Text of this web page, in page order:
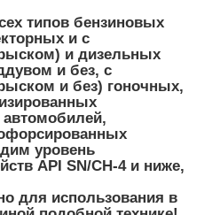
типов бензиновых
и с
и дизельных
и без, с
и без) гоночных,
уровень
API SN/CH-4 и ниже,
для использования в